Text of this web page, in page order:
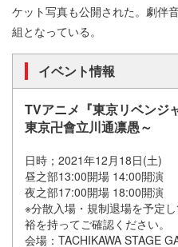
ケット写真も公開された。劇伴
組となっている。
イベント情報
TVアニメ『東京リベンジ
東京卍會立川通凛愚～
日時；2021年12月18日(土)
昼之部13:00開場 14:00開演
夜之部17:00開場 18:00開演
※分散入場・規制退場を予定
裕を持ってご確認ください。
会場：TACHIKAWA STAGE